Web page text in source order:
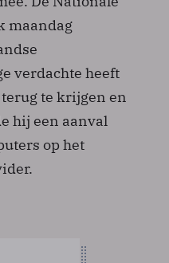
maandag
verdachte heeft
te krijgen en
hij een aanval
op het